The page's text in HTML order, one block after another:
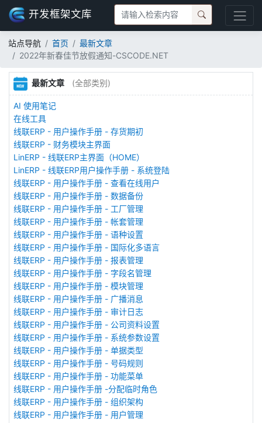
开发框架文库
站点导航 首页
最新文章
2022年新春佳节放假通知-CSCODE.NET
最新文章 (全部类别)
AI 使用笔记
在线工具
线联ERP - 用户操作手册 - 存货期初
线联ERP - 财务模块主界面
LinERP - 线联ERP主界面（HOME）
LinERP - 线联ERP用户操作手册 - 系统登陆
线联ERP - 用户操作手册 - 查看在线用户
线联ERP - 用户操作手册 - 数据备份
线联ERP - 用户操作手册 - 工厂管理
线联ERP - 用户操作手册 - 帐套管理
线联ERP - 用户操作手册 - 语种设置
线联ERP - 用户操作手册 - 国际化多语言
线联ERP - 用户操作手册 - 报表管理
线联ERP - 用户操作手册 - 字段名管理
线联ERP - 用户操作手册 - 模块管理
线联ERP - 用户操作手册 - 广播消息
线联ERP - 用户操作手册 - 审计日志
线联ERP - 用户操作手册 - 公司资料设置
线联ERP - 用户操作手册 - 系统参数设置
线联ERP - 用户操作手册 - 单据类型
线联ERP - 用户操作手册 - 号码规则
线联ERP - 用户操作手册 - 功能菜单
线联ERP - 用户操作手册 -分配临时角色
线联ERP - 用户操作手册 - 组织架构
线联ERP - 用户操作手册 - 用户管理